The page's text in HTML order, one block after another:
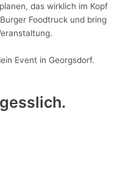
das wirklich im Kopf
Foodtruck und bring
Event in Georgsdorf.